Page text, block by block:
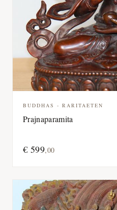
BUDDHAS - RARITAETEN
Prajnaparamita
€ 599,00